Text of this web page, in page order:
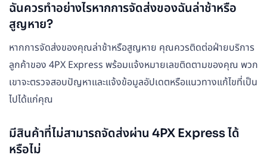
ฉันควรทำอย่างไรหากการจัดส่งของฉันล่าช้าหรือ
สูญหาย?
หากการจัดส่งของคุณล่าช้าหรือสูญหาย คุณควรติดต่อฝ่ายบริการ
ลูกค้าของ 4PX Express พร้อมแจ้งหมายเลขติดตามของคุณ พวก
เขาจะตรวจสอบปัญหาและแจ้งข้อมูลอัปเดตหรือแนวทางแก้ไขที่เป็น
ไปได้แก่คุณ
มีสินค้าที่ไม่สามารถจัดส่งผ่าน 4PX Express ได้
หรือไม่